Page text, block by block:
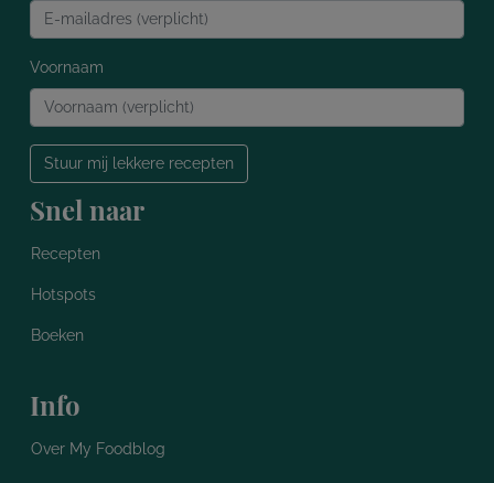
Voornaam
Stuur mij lekkere recepten
Snel naar
Recepten
Hotspots
Boeken
Info
Over My Foodblog